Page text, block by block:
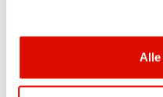
Alle
Fachkompetenz und
Seit August 2023 leitet
Anlagekunden und